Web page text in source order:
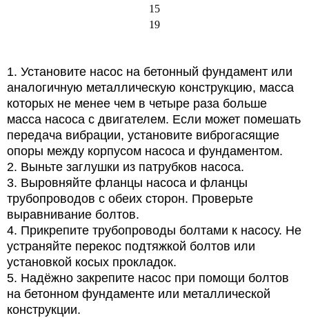
15
19
1. Установите насос на бетонный фундамент или
аналогичную металлическую конструкцию, масса
которых не менее чем в четыре раза больше
масса насоса с двигателем. Если может помешать
передача вибрации, установите виброгасящие
опоры между корпусом насоса и фундаментом.
2. Выньте заглушки из патрубков насоса.
3. Выровняйте фланцы насоса и фланцы
трубопроводов с обеих сторон. Проверьте
выравнивание болтов.
4. Прикрепите трубопроводы болтами к насосу. Не
устраняйте перекос подтяжкой болтов или
установкой косых прокладок.
5. Надёжно закрепите насос при помощи болтов
на бетонном фундаменте или металлической
конструкции.